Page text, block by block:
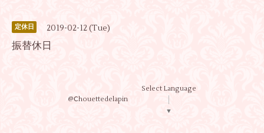
定休日 2019-02-12 (Tue)
振替休日
@Ⅽhouettedelapin
Select Language
▼